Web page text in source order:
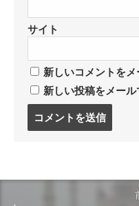
サイト
新しいコメントを
新しい投稿をメー
る